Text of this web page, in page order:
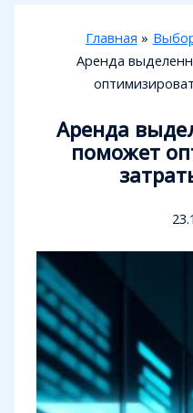
Главная
Аренда
Аренда
поможет